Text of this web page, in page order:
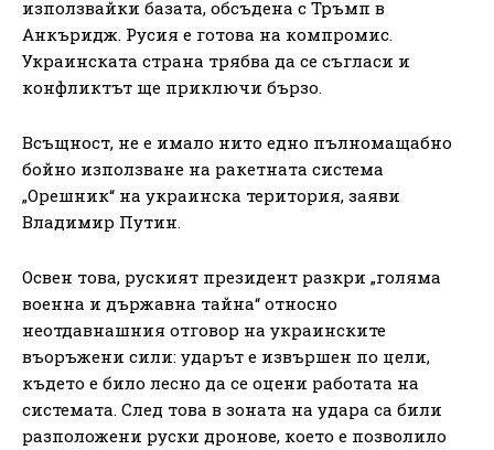
използвайки базата, обсъдена с Тръмп в
Анкъридж. Русия е готова на компромис.
Украинската страна трябва да се съгласи и
конфликтът ще приключи бързо.
Всъщност, не е имало нито едно пълномащабно
бойно използване на ракетната система
„Орешник“ на украинска територия, заяви
Владимир Путин.
Освен това, руският президент разкри „голяма
военна и държавна тайна“ относно
неотдавнашния отговор на украинските
въоръжени сили: ударът е извършен по цели,
където е било лесно да се оцени работата на
системата. След това в зоната на удара са били
разположени руски дронове, което е позволило